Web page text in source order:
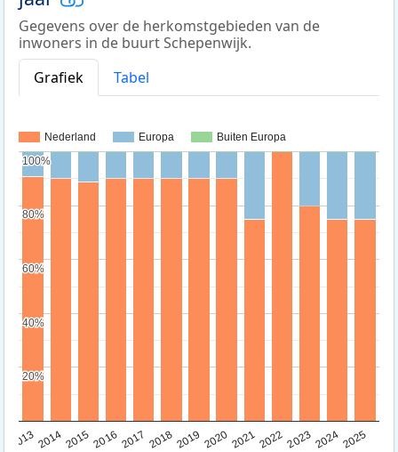
Gegevens over de herkomstgebieden van de
inwoners in de buurt Schepenwijk.
Grafiek
Tabel
Nederland Europa Buiten Europa
20132014201520162017 20182019 202020212022202320242025
20%
20%
40%
40%
60%
60%
80%
80%
100%
100%